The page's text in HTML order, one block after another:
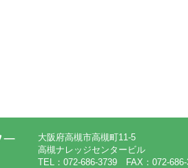
大阪府高槻市高槻町11-5
高槻ナレッジセンタービル
TEL：072-686-3739 FAX：072-686-